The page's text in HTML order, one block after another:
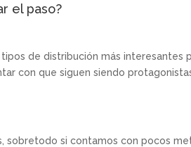
el paso?
de distribución más
con que siguen siendo
sobretodo si contamos con pocos